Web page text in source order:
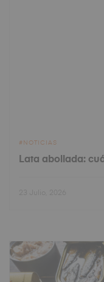
NOTICIAS
Lata abollada: